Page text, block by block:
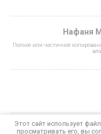
Нафаня
Полное или частичное
© 2023 - 2026
Этот сайт использует
просматривать его, вы